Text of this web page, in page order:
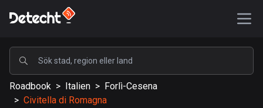
POPULÄRA
USA
587059 rutter
Roadbook > Italien > Forlì-Cesena
> Civitella di Romagna